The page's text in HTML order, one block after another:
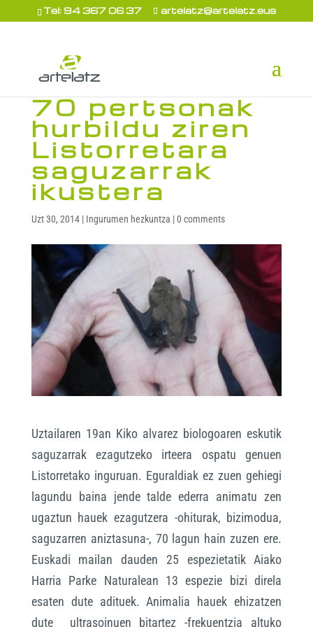
Tel: 94 367 06 37 artelatz@artelatz.eus
70 pertsonak
hurbildu ziren
Listorretara
saguzarrak
ikustera
Uzt 30, 2014| Ingurumen hezkuntza |0 comments
Uztailaren 19an Kiko alvarez biologoaren eskutik
saguzarrak ezagutzeko irteera ospatu genuen
Listorretako inguruan. Eguraldiak ez zuen gehiegi
lagundu baina jende talde ederra animatu zen
ugaztun hauek ezagutzera -ohiturak, bizimodua,
saguzarren aniztasuna-, 70 lagun hain zuzen ere.
Euskadi mailan dauden 25 espezietatik Aiako
Harria Parke Naturalean 13 espezie bizi direla
esaten dute adituek. Animalia hauek ehizatzen
dute ultrasoinuen bitartez -frekuentzia altuko